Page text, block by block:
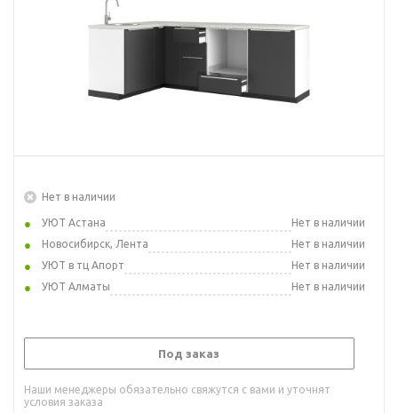
Нет в наличии
УЮТ Астана
Нет в наличии
Новосибирск, Лента
Нет в наличии
УЮТ в тц Апорт
Нет в наличии
УЮТ Алматы
Нет в наличии
Под заказ
Наши менеджеры обязательно свяжутся с вами и уточнят
условия заказа